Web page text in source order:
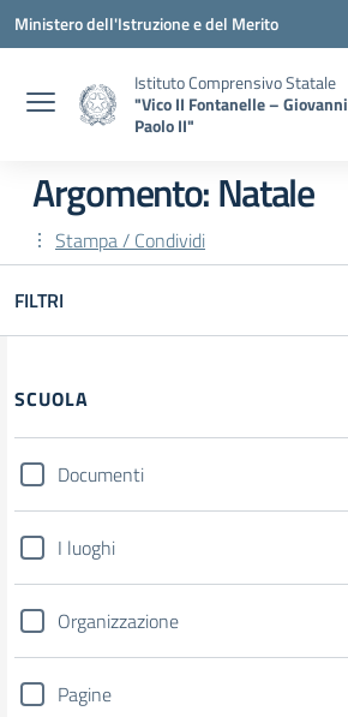
Vai ai contenuti
Vai al menu di navigazione
Vai al footer
Ministero dell'Istruzione e del Merito
Istituto Comprensivo Statale
"Vico II Fontanelle – Giovanni
Paolo II"
Argomento: Natale
Stampa / Condividi
FILTRI
Filtri
SCUOLA
Documenti
I luoghi
Organizzazione
Pagine